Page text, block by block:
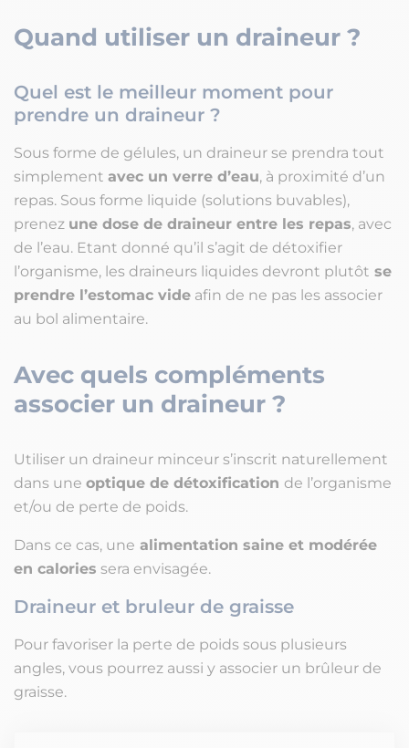
Quand utiliser un draineur ?
Quel est le meilleur moment pour
prendre un draineur ?
Sous forme de gélules, un draineur se prendra tout
simplement avec un verre d’eau, à proximité d’un
repas. Sous forme liquide (solutions buvables),
prenez une dose de draineur entre les repas, avec
de l’eau. Etant donné qu’il s’agit de détoxifier
l’organisme, les draineurs liquides devront plutôt se
prendre l’estomac vide afin de ne pas les associer
au bol alimentaire.
Avec quels compléments
associer un draineur ?
Utiliser un draineur minceur s’inscrit naturellement
dans une optique de détoxification de l’organisme
et/ou de perte de poids.
Dans ce cas, une alimentation saine et modérée
en calories sera envisagée.
Draineur et bruleur de graisse
Pour favoriser la perte de poids sous plusieurs
angles, vous pourrez aussi y associer un brûleur de
graisse.